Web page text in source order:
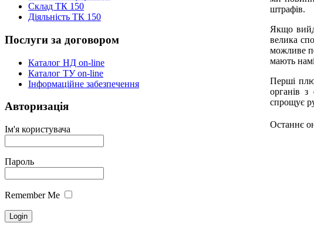
Склад ТК 150
Діяльність ТК 150
Послуги за договором
Каталог НД on-line
Каталог ТУ on-line
Інформаційне забезпечення
Авторизація
Ім'я користувача
Пароль
Remember Me
штрафів.
Якщо
велика
можливе
мають
Перші
органів з
спрощує
Останнє